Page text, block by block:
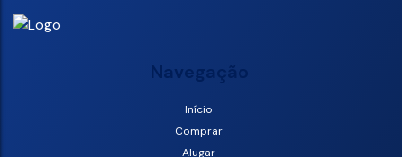
Navegação
Início
Comprar
Alugar